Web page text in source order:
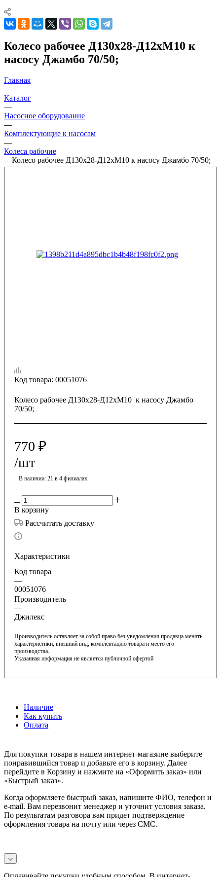
Колесо рабочее Д130х28-Д12хМ10 к
насосу Джамбо 70/50;
Главная
—
Каталог
—
Насосное оборудование
—
Комплектующие к насосам
—
Колеса рабочие
—Колесо рабочее Д130х28-Д12хМ10 к насосу Джамбо 70/50;
Код товара: 00051076
Колесо рабочее Д130х28-Д12хМ10 к насосу Джамбо
70/50;
770 ₽
/шт
В наличии: 21 в 4 филиалах
В корзину
Рассчитать доставку
Характеристики
Код товара
—
00051076
Производитель
—
Джилекс
Производитель оставляет за собой право без уведомления продавца менять
характеристики, внешний вид, комплектацию товара и место его
производства.
Указанная информация не является публичной офертой
Наличие
Как купить
Оплата
Для покупки товара в нашем интернет-магазине выберите
понравившийся товар и добавьте его в корзину. Далее
перейдите в Корзину и нажмите на «Оформить заказ» или
«Быстрый заказ».
Когда оформляете быстрый заказ, напишите ФИО, телефон и
e-mail. Вам перезвонит менеджер и уточнит условия заказа.
По результатам разговора вам придет подтверждение
оформления товара на почту или через СМС.